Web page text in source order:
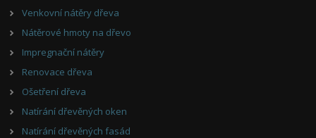
Venkovní nátěry dřeva
Nátěrové hmoty na dřevo
Impregnační nátěry
Renovace dřeva
Ošetření dřeva
Natírání dřevěných oken
Natírání dřevěných fasád